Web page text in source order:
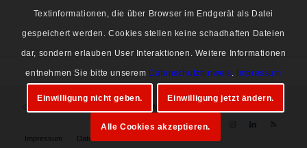
© Copyright 1997-2026 Mike Schnoor. Alle Rechte vorbehalten.
Impressum Datenschutz
Textinformationen, die über Browser im Endgerät als Datei
gespeichert werden. Cookies stellen keine schadhaften Dateien
dar, sondern erlauben User Interaktionen. Weitere Informationen
entnehmen Sie bitte unserem Datenschutzhinweis. Impressum
Einwilligung nicht geben. Einwilligung jetzt ändern.
Alle Cookies akzeptieren.